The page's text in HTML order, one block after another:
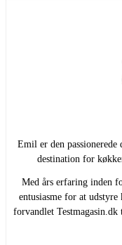
Emil er den
destination for
Med års erfaring inden
entusiasme for at udstyre
forvandlet